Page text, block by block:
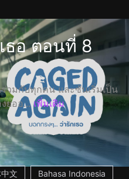
ธอ ตอนที่ 8
วมกับทุกคน และซันเริ่มเป็น
ย่ออ... เพิ่มเติม
文 Bahasa Indonesia